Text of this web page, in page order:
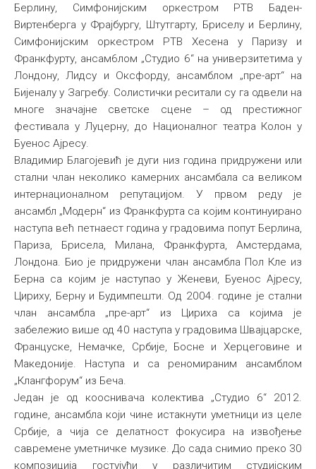
Берлину, Симфонијским оркестром РТВ Баден-
Виртенберга у Фрајбургу, Штутгарту, Бриселу и Берлину,
Симфонијским оркестром РТВ Хесена у Паризу и
Франкфурту, ансам6лом „Студио 6“ на универзитетима у
Лондону, Лидсу и Оксфорду, ансамблом „пре-арт“ на
Бијеналу у Загребу. Солистички реситали су га одвели на
многе значајне светске сцене – од престижног
фестивала у Луцерну, до Националног театра Колон у
Буенос Ајресу.
Владимир Благојевић је дуги низ година придружени или
стални члан неколико камерних ансамбала са великом
интернационалном репутацијом. У првом реду је
ансамбл „Модерн“ из Франкфурта са којим континуирано
наступа већ петнаест година у градовима попут Берлина,
Париза, Брисела, Милана, Франкфурта, Амстердама,
Лондона. Био је придружени члан ансамбла Пол Кле из
Берна са којим је наступао у Женеви, Буенос Ајресу,
Цириху, Берну и Будимпешти. Од 2004. године је стални
члан ансамбла „пре-арт“ из Цириха са којима је
забележио више од 40 наступа у градовима Швајцарске,
Француске, Немачке, Србије, Босне и Херцеговине и
Македоније. Наступа и са реномираним ансамблом
„Клангфорум“ из Беча.
Један је од кооснивача колектива „Студио 6“ 2012.
године, ансамбла који чине истакнути уметници из целе
Србије, а чија се делатност фокусира на извођење
савремене уметничке музике. До сада снимио преко 30
композиција гостујући у различитим студијским